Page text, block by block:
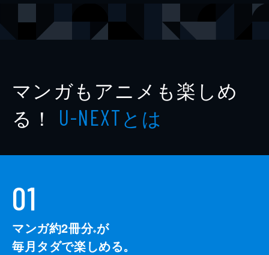
マンガもアニメも楽しめ
る！ U-NEXTとは
01
マンガ約2冊分※が
毎月タダで楽しめる。